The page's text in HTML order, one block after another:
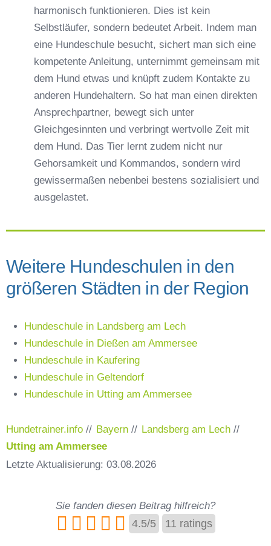
harmonisch funktionieren. Dies ist kein
Selbstläufer, sondern bedeutet Arbeit. Indem man
eine Hundeschule besucht, sichert man sich eine
kompetente Anleitung, unternimmt gemeinsam mit
dem Hund etwas und knüpft zudem Kontakte zu
anderen Hundehaltern. So hat man einen direkten
Ansprechpartner, bewegt sich unter
Gleichgesinnten und verbringt wertvolle Zeit mit
dem Hund. Das Tier lernt zudem nicht nur
Gehorsamkeit und Kommandos, sondern wird
gewissermaßen nebenbei bestens sozialisiert und
ausgelastet.
Weitere Hundeschulen in den
größeren Städten in der Region
Hundeschule in Landsberg am Lech
Hundeschule in Dießen am Ammersee
Hundeschule in Kaufering
Hundeschule in Geltendorf
Hundeschule in Utting am Ammersee
Hundetrainer.info // Bayern // Landsberg am Lech //
Utting am Ammersee
Letzte Aktualisierung: 03.08.2026
Sie fanden diesen Beitrag hilfreich?
4.5/5 11 ratings